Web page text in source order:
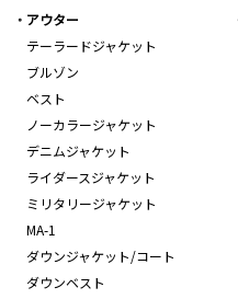
アウター
テーラードジャケット
ブルゾン
ベスト
ノーカラージャケット
デニムジャケット
ライダースジャケット
ミリタリージャケット
MA-1
ダウンジャケット/コート
ダウンベスト